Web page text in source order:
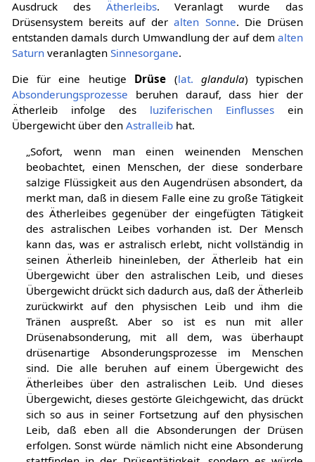
DasDrüsensystemist der unmittelbarste physische
Ausdruck desÄtherleibs. Veranlagt wurde das
Drüsensystem bereits auf deralten Sonne. Die Drüsen
entstanden damals durch Umwandlung der auf dem
Die für eine heutige
Drüse(lat. glandula) typischen
Absonderungsprozesseberuhen darauf, dass hier der
Ätherleib infolge desluziferischen Einflusses
„Sofort, wenn man einen weinenden Menschen
beobachtet, einen Menschen, der diese sonderbare
salzige Flüssigkeit aus den Augendrüsen absondert, da
merkt man, daß in diesem Falle eine zu große Tätigkeit
des Ätherleibes gegenüber der eingefügten Tätigkeit
des astralischen Leibes vorhanden ist. Der Mensch
kann das, was er astralisch erlebt, nicht vollständig in
seinen Ätherleib hineinleben, der Ätherleib hat ein
Übergewicht über den astralischen Leib, und dieses
Übergewicht drückt sich dadurch aus, daß der Ätherleib
zurückwirkt auf den physischen Leib und ihm die
Tränen auspreßt. Aber so ist es nun mit aller
Drüsenabsonderung, mit all dem, was überhaupt
drüsenartige Absonderungsprozesse im Menschen
sind. Die alle beruhen auf einem Übergewicht des
Ätherleibes über den astralischen Leib. Und dieses
Übergewicht, dieses gestörte Gleichgewicht, das drückt
sich so aus in seiner Fortsetzung auf den physischen
Leib, daß eben all die Absonderungen der Drüsen